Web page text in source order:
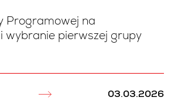
Programowej na
wybranie pierwszej grupy
03.03.2026